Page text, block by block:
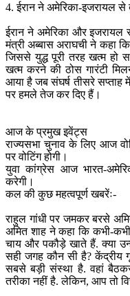
4. ईरान ने अमेरिका-इजरायल से
ईरान ने अमेरिका और इजरायल
मंत्री अब्बास अराघची ने कहा
जिससे युद्ध पूरी तरह खत्म हो
खत्म करने की ठोस गारंटी
आया है जब संघर्ष तीसरे सप्ताह
पर हमले तेज कर दिए हैं।
आज के प्रमुख इवेंट्स
राज्यसभा चुनाव के लिए आज
पर वोटिंग होगी।
युवा कांग्रेस आज भारत-
करेगी।
कल की कुछ महत्वपूर्ण खबरेंः-
राहुल गांधी पर जमकर बरसे
अमित शाह ने कहा कि कभी-
चाय और पकौड़े खाते हैं. क्या
सही जगह कौन सी है? केंद्रीय
सबसे बड़ी संस्था है. वहां
तरीका नहीं है. लेकिन, आप तो